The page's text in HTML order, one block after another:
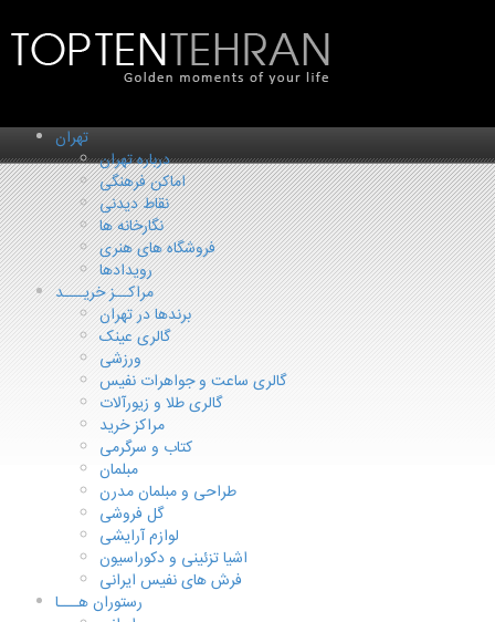
تهران
درباره تهران
اماکن فرهنگی
نقاط دیدنی
نگارخانه ها
فروشگاه های هنری
رویدادها
مراکــز خریـــد
برندها در تهران
گالری عینک
ورزشی
گالری ساعت و جواهرات نفیس
گالری طلا و زیورآلات
مراکز خرید
کتاب و سرگرمی
مبلمان
طراحی و مبلمان مدرن
گل فروشی
لوازم آرایشی
اشیا تزئینی و دکوراسیون
فرش های نفیس ایرانی
رستوران هـــا